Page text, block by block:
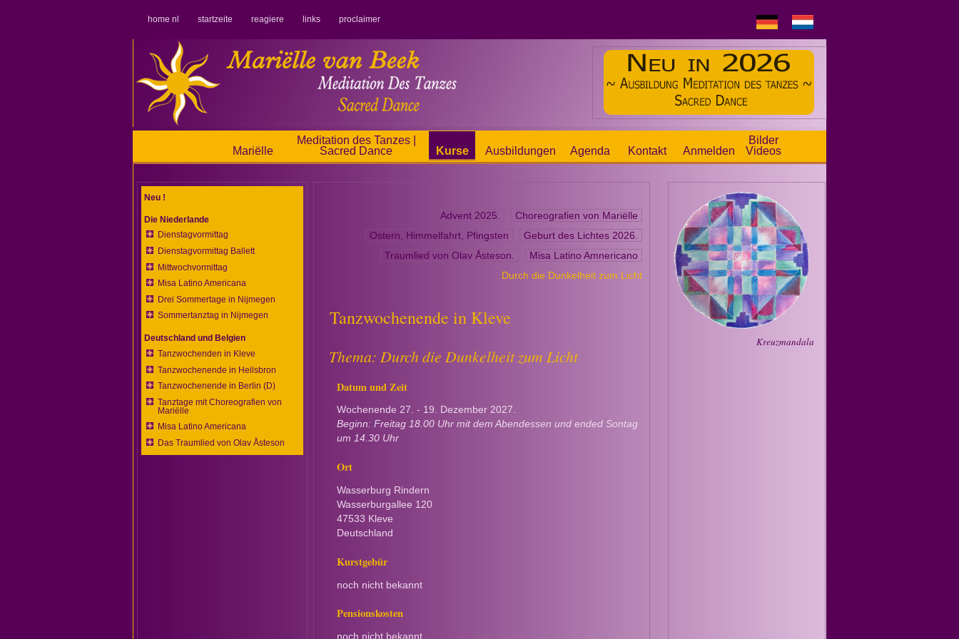
home nl startzeite reagiere links proclaimer
Mariëlle
Meditation des Tanzes |
Sacred Dance
Kurse Ausbildungen Agenda Kontakt Anmelden
Bilder
Videos
Neu !
Die Niederlande
Dienstagvormittag
Dienstagvormittag Ballett
Mittwochvormittag
Misa Latino Americana
Drei Sommertage in Nijmegen
Sommertanztag in Nijmegen
Deutschland und Belgien
Tanzwochenden in Kleve
Tanzwochenende in Heilsbron
Tanzwochenende in Berlin (D)
Tanztage mit Choreografien von
Mariëlle
Misa Latino Americana
Das Traumlied von Olav Åsteson
Advent 2025.
Choreografien von Mariëlle
Ostern, Himmelfahrt, Pfingsten
Geburt des Lichtes 2026.
Traumlied von Olav Åsteson.
Misa Latino Amnericano
Durch die Dunkelheit zum Licht
Tanzwochenende in Kleve
Thema: Durch die Dunkelheit zum Licht
Datum und Zeit
Wochenende 27. - 19. Dezember 2027.
Beginn: Freitag 18.00 Uhr mit dem Abendessen und ended Sontag
um 14.30 Uhr
Ort
Wasserburg Rindern
Wasserburgallee 120
47533 Kleve
Deutschland
Kurstgebür
noch nicht bekannt
Pensionskosten
noch nicht bekannt
Kreuzmandala